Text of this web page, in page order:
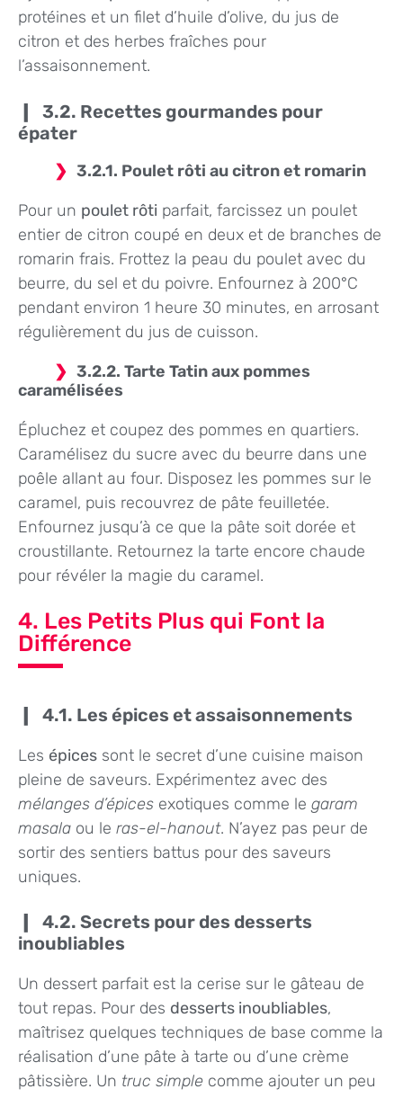
protéines et un filet d’huile d’olive, du jus de
citron et des herbes fraîches pour
l’assaisonnement.
3.2. Recettes gourmandes pour
épater
3.2.1. Poulet rôti au citron et romarin
Pour un poulet rôti parfait, farcissez un poulet
entier de citron coupé en deux et de branches de
romarin frais. Frottez la peau du poulet avec du
beurre, du sel et du poivre. Enfournez à 200°C
pendant environ 1 heure 30 minutes, en arrosant
régulièrement du jus de cuisson.
3.2.2. Tarte Tatin aux pommes
caramélisées
Épluchez et coupez des pommes en quartiers.
Caramélisez du sucre avec du beurre dans une
poêle allant au four. Disposez les pommes sur le
caramel, puis recouvrez de pâte feuilletée.
Enfournez jusqu’à ce que la pâte soit dorée et
croustillante. Retournez la tarte encore chaude
pour révéler la magie du caramel.
4. Les Petits Plus qui Font la
Différence
4.1. Les épices et assaisonnements
Les épices sont le secret d’une cuisine maison
pleine de saveurs. Expérimentez avec des
mélanges d’épices exotiques comme le garam
masala ou le ras-el-hanout. N’ayez pas peur de
sortir des sentiers battus pour des saveurs
uniques.
4.2. Secrets pour des desserts
inoubliables
Un dessert parfait est la cerise sur le gâteau de
tout repas. Pour des desserts inoubliables,
maîtrisez quelques techniques de base comme la
réalisation d’une pâte à tarte ou d’une crème
pâtissière. Un truc simple comme ajouter un peu